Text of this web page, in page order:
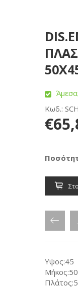
Κωδ.:
Υψος:45
Μήκος:50